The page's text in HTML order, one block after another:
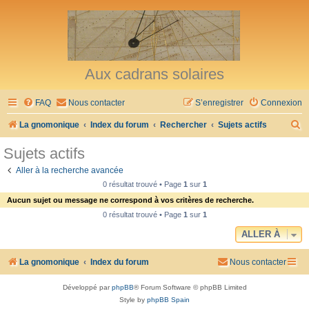
Aux cadrans solaires
FAQ Nous contacter Connexion
S’enregistrer
La gnomonique Index du forum Rechercher Sujets actifs
h
Sujets actifs
Aller à la recherche avancée
0 résultat trouvé • Page 1sur 1
Aucun sujet ou message ne correspond à vos critères de recherche.
0 résultat trouvé • Page 1sur 1
ALLER À
La gnomonique Index du forum Nous contacter
Développé parphpBB® Forum Software © phpBB Limited
Style by phpBB Spain